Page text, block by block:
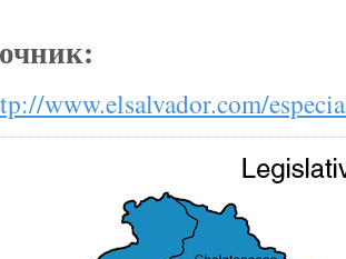
www.elsalvador.com/